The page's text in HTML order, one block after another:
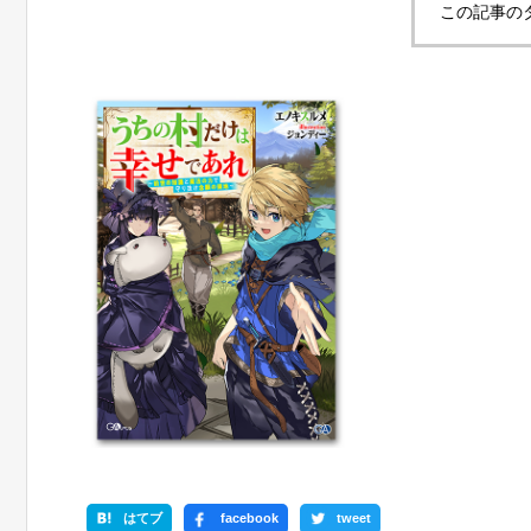
この記事の
はてブ facebook tweet